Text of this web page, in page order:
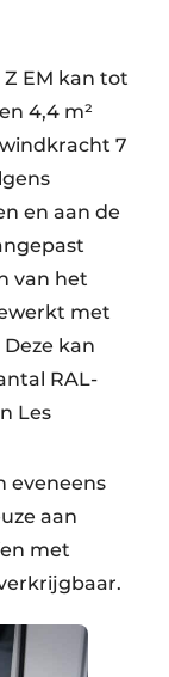
EM kan tot
4,4 m²
7
en aan de
van het
met
kan
RAL-
Les
eveneens
aan
met